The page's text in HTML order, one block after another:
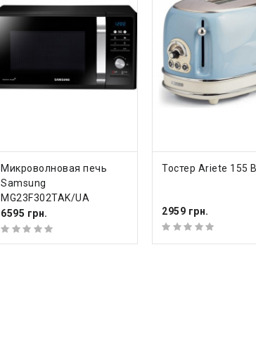
КУПИТЬ
Микроволновая печь
Samsung
MG23F302TAK/UA
6595 грн.
КУПИТЬ
Тостер Ariete 155
2959 грн.